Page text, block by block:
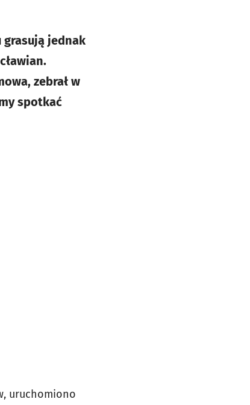
grasują jednak
zebrał w
spotkać
uruchomiono